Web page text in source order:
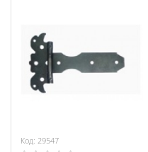
Химия
Хозтовары
Код: 29547